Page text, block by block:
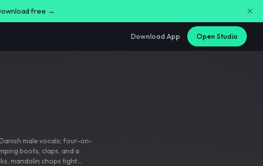
free →
Download App Open Studio
male vocals; four-on-
boots, claps, and a
, mandolin chops tight